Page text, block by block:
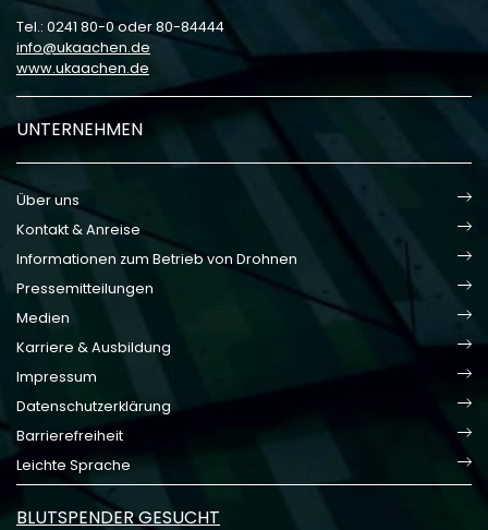
Tel.: 0241 80-0 oder 80-84444
info
ukaachen de
www.ukaachen.de
UNTERNEHMEN
Über uns
Kontakt & Anreise
Informationen zum Betrieb von Drohnen
Pressemitteilungen
Medien
Karriere & Ausbildung
Impressum
Datenschutzerklärung
Barrierefreiheit
Leichte Sprache
BLUTSPENDER GESUCHT